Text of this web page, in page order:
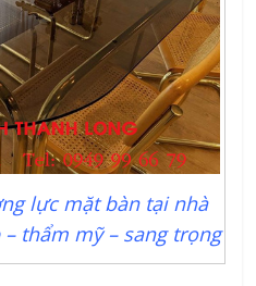
lực mặt bàn tại nhà
thẩm mỹ – sang trọng